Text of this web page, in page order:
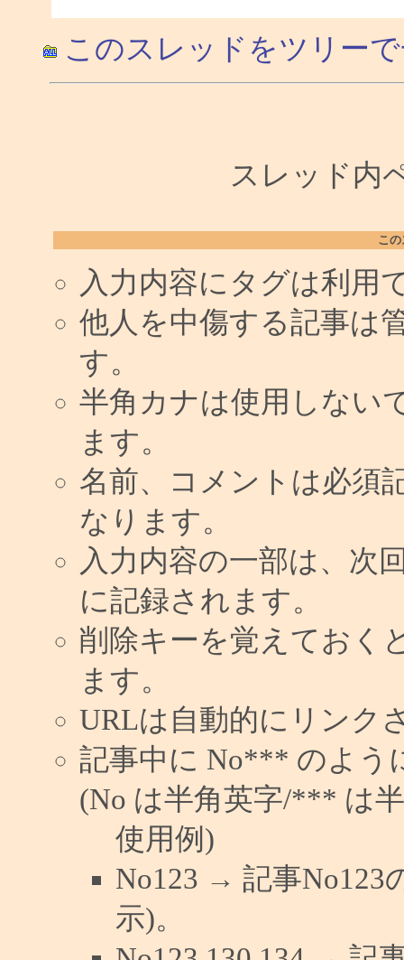
このスレッドをツリー
スレッド内
こ
入力内容にタグは利用
他人を中傷する記事は
す。
半角カナは使用しない
ます。
名前、コメントは必須
なります。
入力内容の一部は、次
に記録されます。
削除キーを覚えておく
ます。
URLは自動的にリンク
記事中に No*** のよう
(No は半角英字/*** は
使用例)
No123 → 記事No123
示)。